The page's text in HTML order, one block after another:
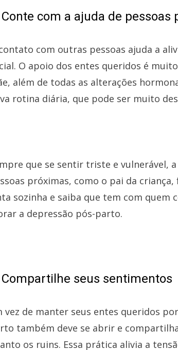
Conte com a ajuda de pessoas
com outras pessoas ajuda a
O apoio dos entes queridos é
além de todas as alterações
rotina diária, que pode ser muito
que se sentir triste e vulnerável,
próximas, como o pai da
sozinha e saiba que tem com quem
a depressão pós-parto.
Compartilhe seus sentimentos
vez de manter seus entes queridos
também deve se abrir e
os ruins. Essa prática alivia a